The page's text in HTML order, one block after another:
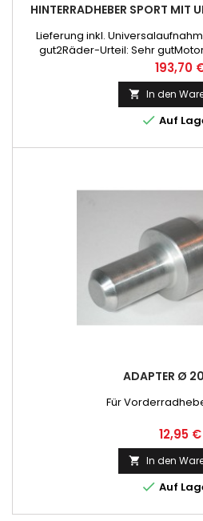
HINTERRADHEBER SPORT MIT
Lieferung inkl.
gut2Räder-Urteil: Sehr
Preis
193,70
 In den
 Auf
ADAPTER Ø
Für
Preis
12,95 €
 In den
 Auf